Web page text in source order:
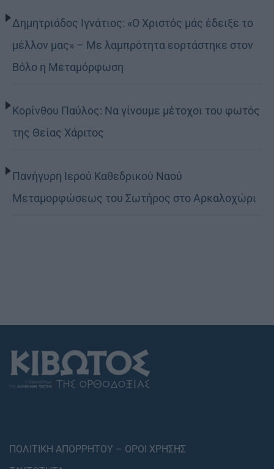
Δημητριάδος Ιγνάτιος: «Ο Χριστός μάς έδειξε το
μέλλον μας» – Με λαμπρότητα εορτάστηκε στον
Βόλο η Μεταμόρφωση
Κορίνθου Παύλος: Να γίνουμε μέτοχοι του φωτός
της Θείας Χάριτος
Πανήγυρη Ιερού Καθεδρικού Ναού
Μεταμορφώσεως του Σωτήρος στο Αρκαλοχώρι
ΠΟΛΙΤΙΚΗ ΑΠΟΡΡΗΤΟΥ – ΟΡΟΙ ΧΡΗΣΗΣ